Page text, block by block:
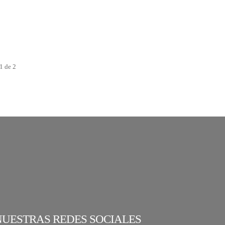
de 2
REDES SOCIALES